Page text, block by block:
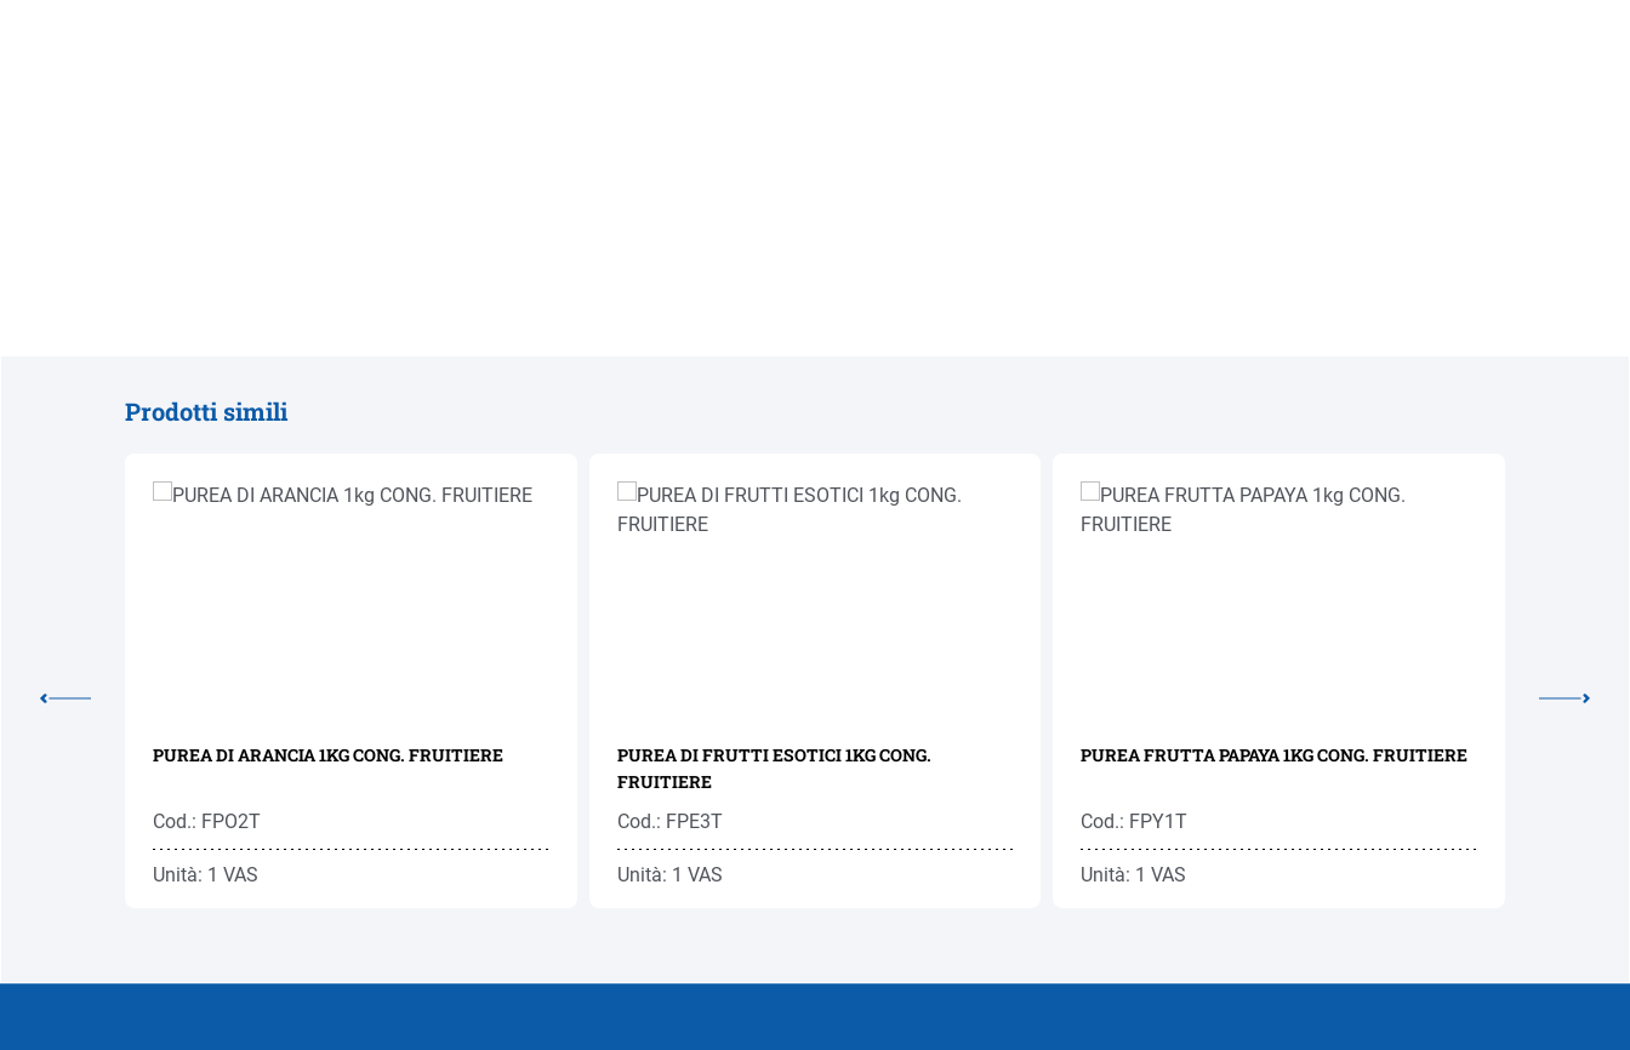
Prodotti simili
PUREA DI ARANCIA 1KG CONG. FRUITIERE
Cod.: FPO2T
Unità: 1 VAS
PUREA DI FRUTTI ESOTICI 1KG CONG.
FRUITIERE
Cod.: FPE3T
Unità: 1 VAS
PUREA FRUTTA PAPAYA 1KG CONG. FRUITIERE
Cod.: FPY1T
Unità: 1 VAS